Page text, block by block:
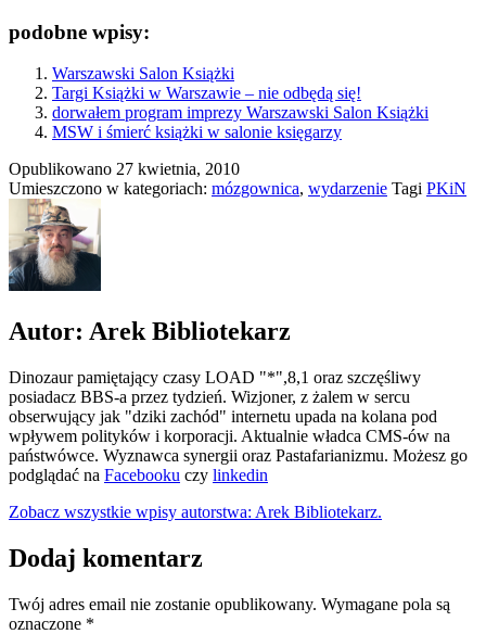
podobne wpisy:
Warszawski Salon Książki
Targi Książki w Warszawie – nie odbędą się!
dorwałem program imprezy Warszawski Salon Książki
MSW i śmierć książki w salonie księgarzy
Opublikowano 27 kwietnia, 2010
Umieszczono w kategoriach: mózgownica, wydarzenie Tagi PKiN
Autor: Arek Bibliotekarz
Dinozaur pamiętający czasy LOAD "*",8,1 oraz szczęśliwy
posiadacz BBS-a przez tydzień. Wizjoner, z żalem w sercu
obserwujący jak "dziki zachód" internetu upada na kolana pod
wpływem polityków i korporacji. Aktualnie władca CMS-ów na
państwówce. Wyznawca synergii oraz Pastafarianizmu. Możesz go
podglądać na Facebooku czy linkedin
Zobacz wszystkie wpisy autorstwa: Arek Bibliotekarz.
Dodaj komentarz
Twój adres email nie zostanie opublikowany. Wymagane pola są
oznaczone *